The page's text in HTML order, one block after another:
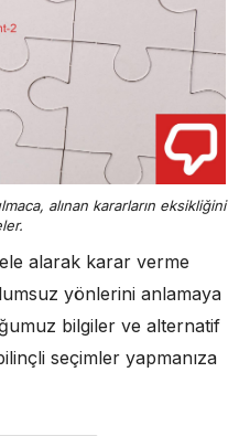
alınan kararların eksikliğini
ele alarak karar verme
yönlerini anlamaya
bilgiler ve alternatif
seçimler yapmanıza